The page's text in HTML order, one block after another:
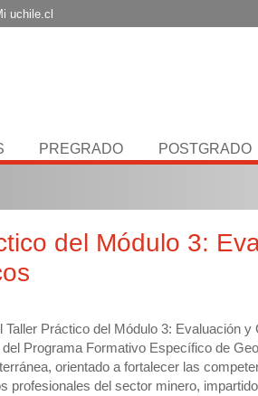
uchile.cl
PREGRADO POSTGRADO
del Módulo 3:
Taller Práctico del Módulo 3: Evaluación y
Programa Formativo Específico de
orientado a fortalecer las
profesionales del sector minero,